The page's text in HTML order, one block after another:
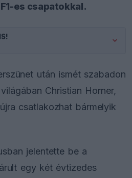
es csapatokkal.
után ismét szabadon
Christian Horner,
csatlakozhat bármelyik
jelentette be a
egy két évtizedes